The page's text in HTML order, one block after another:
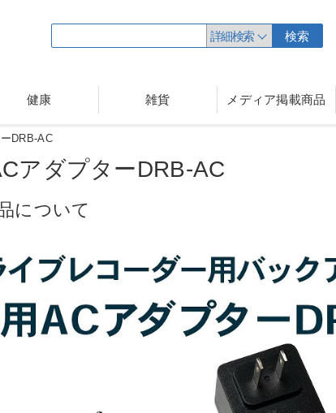
詳細検索
検索
健康 雑貨 メディア掲載商品
DRB-AC
アダプターDRB-AC
について